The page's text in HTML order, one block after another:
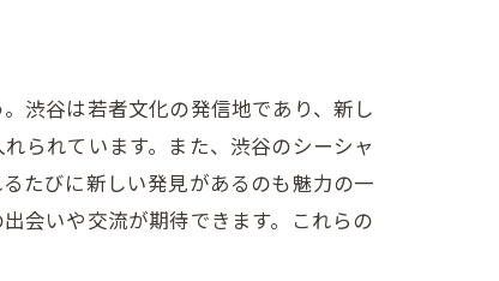
渋谷は若者文化の発信地であり、新し
られています。また、渋谷のシーシャ
たびに新しい発見があるのも魅力の一
会いや交流が期待できます。これらの